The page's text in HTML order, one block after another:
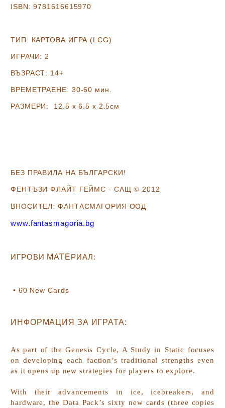
ISBN: 9781616615970
ТИП: КАРТОВА ИГРА (LCG)
ИГРАЧИ: 2
ВЪЗРАСТ: 14+
ВРЕМЕТРАЕНЕ: 30-60 мин.
РАЗМЕРИ: 12.5 х 6.5 х 2.5см
БЕЗ ПРАВИЛА НА БЪЛГАРСКИ!
ФЕНТЪЗИ ФЛАЙТ ГЕЙМС - САЩ©2012
ВНОСИТЕЛ: ФАНТАСМАГОРИЯ ООД
www.fantasmagoria.bg
ИГРОВИ МАТЕРИАЛ:
• 60 New Cards
ИНФОРМАЦИЯ ЗА ИГРАТА:
As part of the Genesis Cycle, A Study in Static focuses
on developing each faction’s traditional strengths even
as it opens up new strategies for players to explore.
With their advancements in ice, icebreakers, and
hardware, the Data Pack’s sixty new cards (three copies